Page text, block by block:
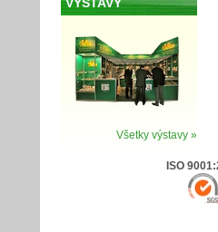
Všetky výstavy »
ISO